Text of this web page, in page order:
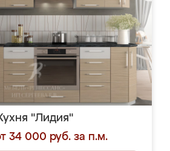
"Лидия"
34 000 руб. за п.м.